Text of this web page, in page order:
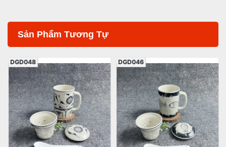
Sản Phẩm Tương Tự
DGD048 DGD046